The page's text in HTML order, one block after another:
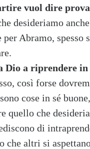
vuol dire
desideriamo
Abramo, spesso
Dio a riprendere in
così forse
cose in sé
quello che
di
che altri si